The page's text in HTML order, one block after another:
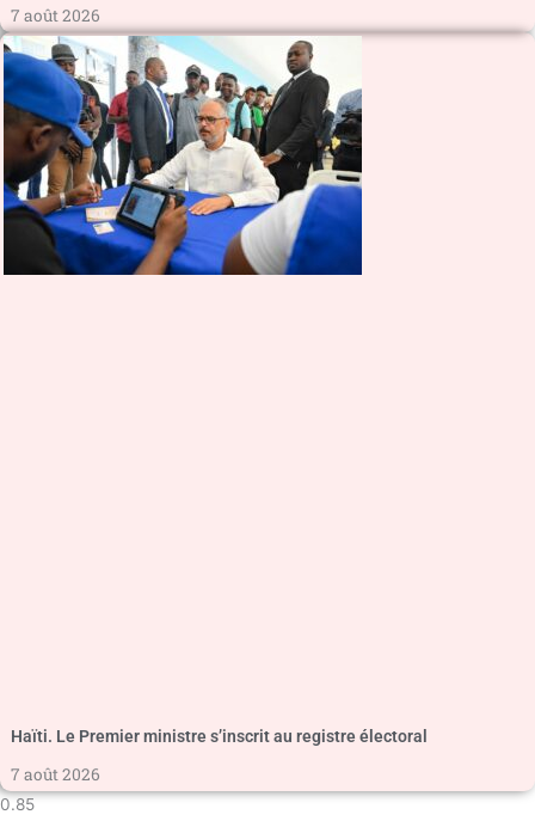
7 août 2026
Haïti. Le Premier ministre s’inscrit au registre électoral
7 août 2026